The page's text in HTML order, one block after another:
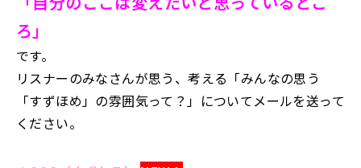
ろ」
です。
リスナーのみなさんが思う、考える「みんなの思う
「すずほめ」の雰囲気って？」についてメールを送って
ください。